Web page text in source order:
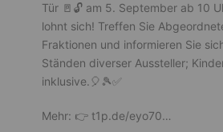
Tür 🚪🔓️ am 5. September ab 10
lohnt sich! Treffen Sie
Fraktionen und informieren Sie
Ständen diverser Aussteller;
inklusive.🎈🎾✅️
Mehr: 👉️ t1p.de/eyo70…